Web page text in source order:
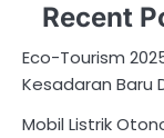
Recent
Eco-Tourism
Kesadaran Baru
Mobil Listrik